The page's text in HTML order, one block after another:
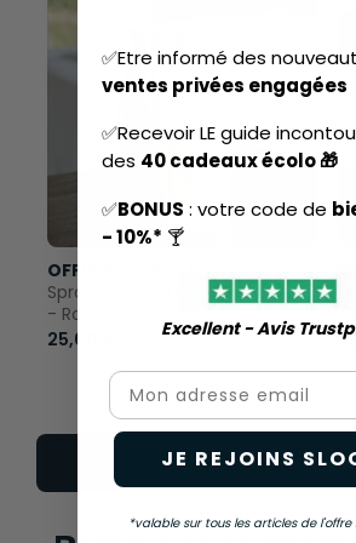
OFFICINE LUTÈCE
Spray d'intérieur Jardin Anglais
- Rose & Gardénia (250ml)
25,00 €
Voir toute la
✅Etre informé des
ventes privées engagées
✅Recevoir LE guide
des 40 cadeaux écolo 🎁
✅BONUS : votre code de
- 10%* 🍸
Excellent - Avis
Email
JE REJOINS
*valable sur tous les articles de l'offre